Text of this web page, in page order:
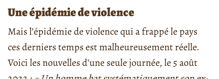
Une épidémie de violence
Mais l’épidémie de violence qui a frappé le pays
ces derniers temps est malheureusement réelle.
Voici les nouvelles d’une seule journée, le 5 août